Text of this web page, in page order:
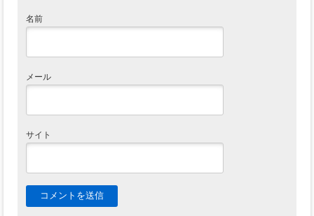
名前
メール
サイト